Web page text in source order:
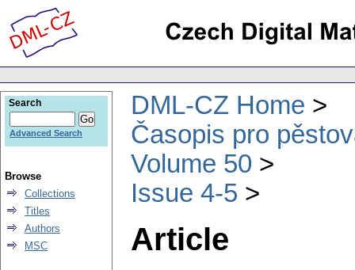
DML-CZ Home
Časopis pro
Volume 50
Issue 4-5
Article
Search
Advanced Search
Browse
Collections
Titles
Authors
MSC